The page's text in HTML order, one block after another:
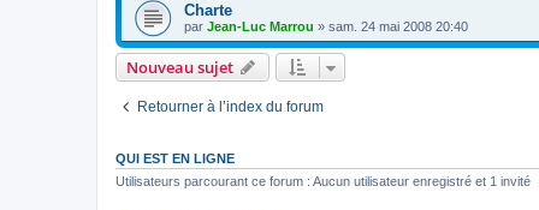
Charte
par Jean-Luc Marrou » sam. 24 mai 2008 20:40
Nouveau sujet
Retourner à l’index du forum
QUI EST EN LIGNE
Utilisateurs parcourant ce forum : Aucun utilisateur enregistré et 1 invité